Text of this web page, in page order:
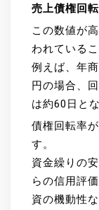
売上債権回
この数値が
われている
例えば、年
円の場合、
は約60日と
債権回転率
す。
資金繰りの
らの信用評
資の機動性